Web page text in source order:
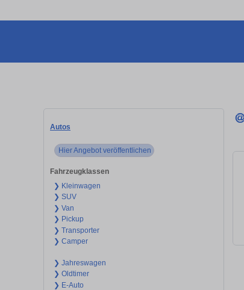
Autos
Hier Angebot veröffentlichen
Fahrzeugklassen
❯ Kleinwagen
❯ SUV
❯ Van
❯ Pickup
❯ Transporter
❯ Camper
❯ Jahreswagen
❯ Oldtimer
❯ E-Auto